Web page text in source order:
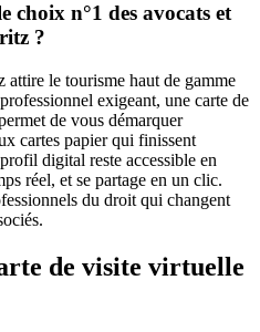
choix n°1 des avocats et
?
le tourisme haut de gamme
exigeant, une carte de
de vous démarquer
cartes papier qui finissent
digital reste accessible en
réel, et se partage en un clic.
du droit qui changent
de visite virtuelle